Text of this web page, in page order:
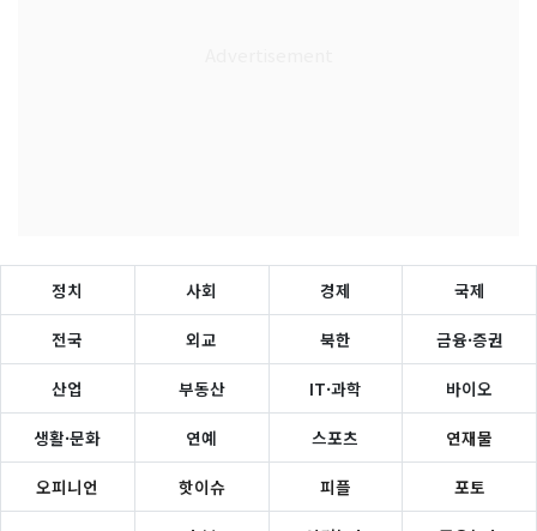
정치 사회 경제 국제
전국 외교 북한 금융·증권
산업 부동산 IT·과학 바이오
생활·문화 연예 스포츠 연재물
오피니언 핫이슈 피플 포토